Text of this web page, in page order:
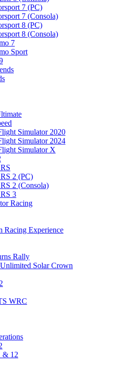
7 (PC)
7 (Consola)
8 (PC)
8 (Consola)
7
Sport
Simulator 2020
Simulator 2024
Simulator X
2 (PC)
2 (Consola)
3
Racing
Racing Experience
Rally
Solar Crown
WRC
& 12